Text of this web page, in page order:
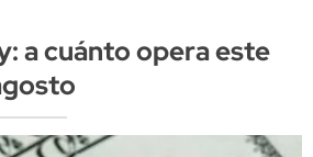
a cuánto opera este